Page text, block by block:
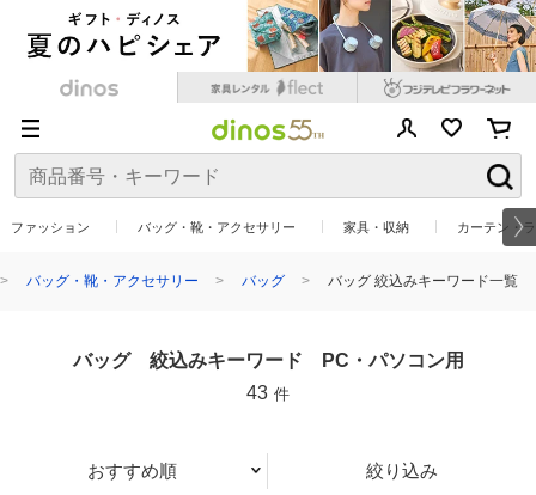
ファッション バッグ・靴・アクセサリー 家具・収納 カーテン・
バッグ・靴・アクセサリー バッグ バッグ 絞込みキーワード一覧
バッグ 絞込みキーワード PC・パソコン用
43 件
おすすめ順 絞り込み